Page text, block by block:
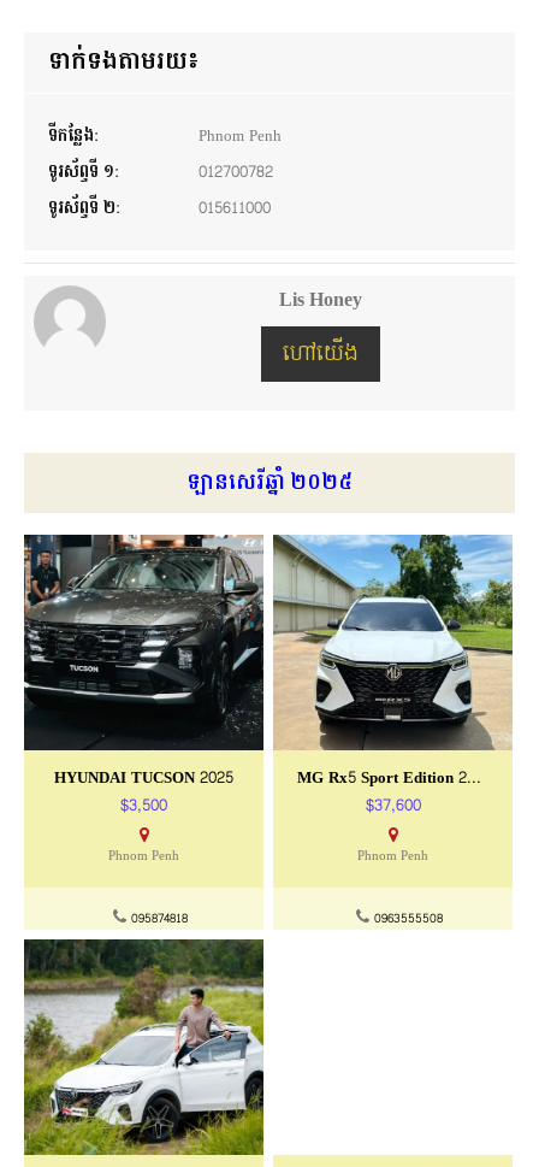
ទាក់ទងតាមរយ៖
ទីកន្លែង:
Phnom Penh
ទូរស័ព្ទទី ១:
012700782
ទូរស័ព្ទទី ២:
015611000
Lis Honey
ហៅយើង
ឡានសេរីឆ្នាំ ២០២៥
HYUNDAI TUCSON 2025
$3,500
Phnom Penh
095874818
MG Rx5 Sport Edition 2025
$37,600
Phnom Penh
0963555508